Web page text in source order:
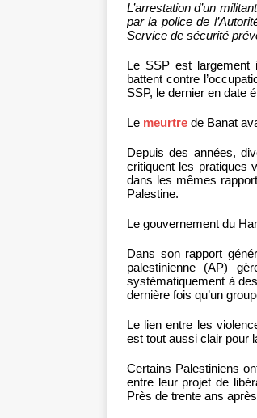
L’arrestation d’un
par la police de
Service de sécurité
Le SSP est largement
battent contre
SSP, le dernier en date
Le meurtre de Banat
Depuis des années,
critiquent les pratiques
dans les mêmes
Palestine.
Le gouvernement du
Dans son rapport
palestinienne (AP)
systématiquement à
dernière fois qu’un
Le lien entre les
est tout aussi clair pour
Certains Palestiniens
entre leur projet de
Près de trente ans